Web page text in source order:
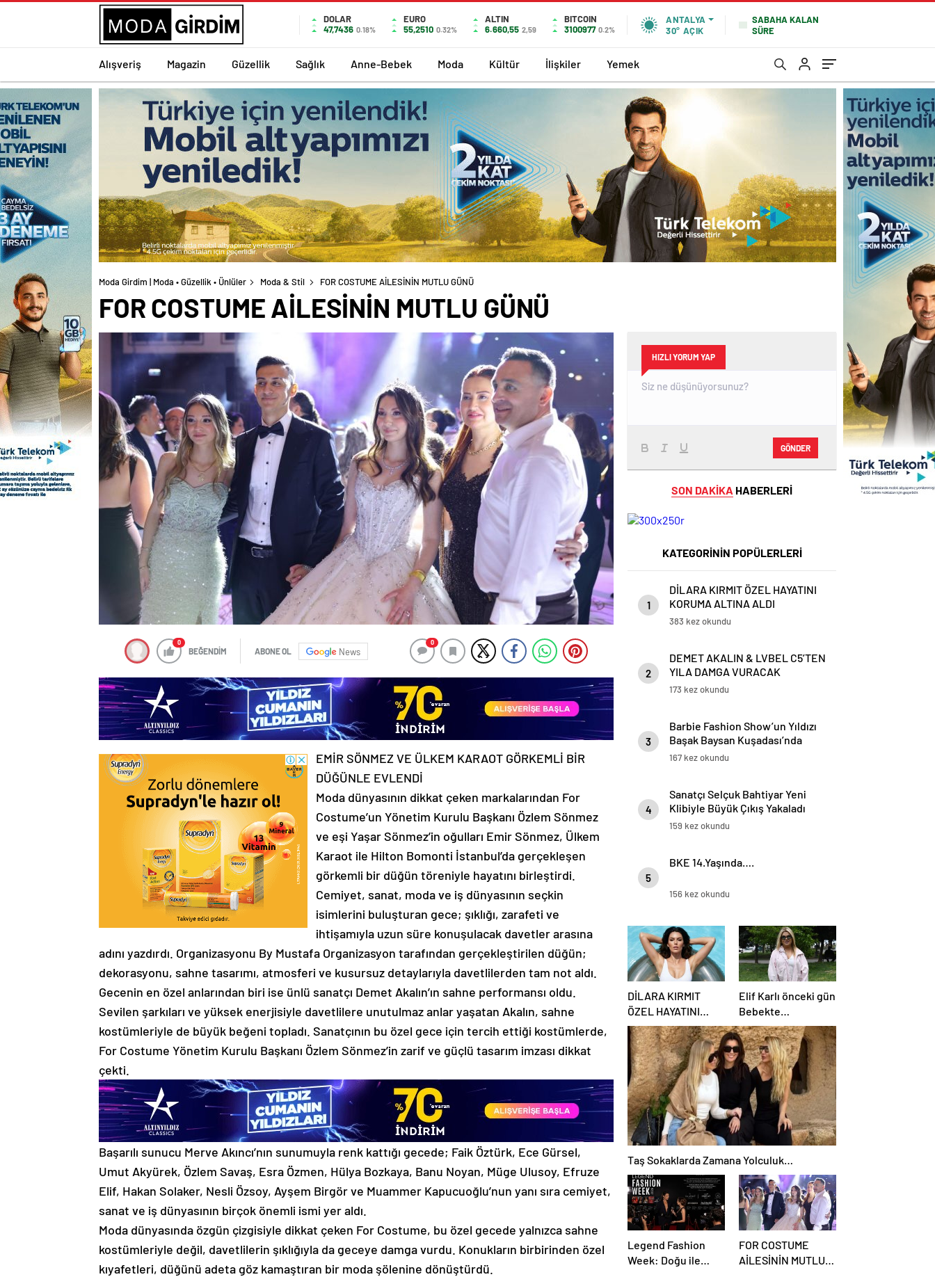
DOLAR
47,7436 0.18%
EURO
55,2510 0.32%
ALTIN
6.660,55 2,59
BITCOIN
3100977 0.2%
ANTALYA
30° AÇIK
SABAHA KALAN
SÜRE
Alışveriş Magazin Güzellik Sağlık Anne-Bebek Moda Kültür İlişkiler Yemek
Moda Girdim | Moda • Güzellik • Ünlüler Moda & Stil FOR COSTUME AİLESİNİN MUTLU GÜNÜ
FOR COSTUME AİLESİNİN MUTLU GÜNÜ
0
BEĞENDİM ABONE OL News
0
EMİR SÖNMEZ VE ÜLKEM KARAOT GÖRKEMLİ BİR
DÜĞÜNLE EVLENDİ
Moda dünyasının dikkat çeken markalarından For
Costume’un Yönetim Kurulu Başkanı Özlem Sönmez
ve eşi Yaşar Sönmez’in oğulları Emir Sönmez, Ülkem
Karaot ile Hilton Bomonti İstanbul’da gerçekleşen
görkemli bir düğün töreniyle hayatını birleştirdi.
Cemiyet, sanat, moda ve iş dünyasının seçkin
isimlerini buluşturan gece; şıklığı, zarafeti ve
ihtişamıyla uzun süre konuşulacak davetler arasına
adını yazdırdı. Organizasyonu By Mustafa Organizasyon tarafından gerçekleştirilen düğün;
dekorasyonu, sahne tasarımı, atmosferi ve kusursuz detaylarıyla davetlilerden tam not aldı.
Gecenin en özel anlarından biri ise ünlü sanatçı Demet Akalın’ın sahne performansı oldu.
Sevilen şarkıları ve yüksek enerjisiyle davetlilere unutulmaz anlar yaşatan Akalın, sahne
kostümleriyle de büyük beğeni topladı. Sanatçının bu özel gece için tercih ettiği kostümlerde,
For Costume Yönetim Kurulu Başkanı Özlem Sönmez’in zarif ve güçlü tasarım imzası dikkat
çekti.
Başarılı sunucu Merve Akıncı’nın sunumuyla renk kattığı gecede; Faik Öztürk, Ece Gürsel,
Umut Akyürek, Özlem Savaş, Esra Özmen, Hülya Bozkaya, Banu Noyan, Müge Ulusoy, Efruze
Elif, Hakan Solaker, Nesli Özsoy, Ayşem Birgör ve Muammer Kapucuoğlu’nun yanı sıra cemiyet,
sanat ve iş dünyasının birçok önemli ismi yer aldı.
Moda dünyasında özgün çizgisiyle dikkat çeken For Costume, bu özel gecede yalnızca sahne
kostümleriyle değil, davetlilerin şıklığıyla da geceye damga vurdu. Konukların birbirinden özel
kıyafetleri, düğünü adeta göz kamaştıran bir moda şölenine dönüştürdü.
HIZLI YORUM YAP
GÖNDER
SON DAKİKA HABERLERİ
KATEGORİNİN POPÜLERLERİ
1
DİLARA KIRMIT ÖZEL HAYATINI
KORUMA ALTINA ALDI
383 kez okundu
2
DEMET AKALIN & LVBEL C5’TEN
YILA DAMGA VURACAK
SÜRPRİZ!
173 kez okundu
3
Barbie Fashion Show’un Yıldızı
Başak Baysan Kuşadası’nda
Parladı
167 kez okundu
4
Sanatçı Selçuk Bahtiyar Yeni
Klibiyle Büyük Çıkış Yakaladı
159 kez okundu
5
BKE 14.Yaşında….
156 kez okundu
DİLARA KIRMIT
ÖZEL HAYATINI
KORUMA ALTINA
ALDI
Elif Karlı önceki gün
Bebekte
görüntülendi.
Taş Sokaklarda Zamana Yolculuk…
Legend Fashion
Week: Doğu ile
FOR COSTUME
AİLESİNİN MUTLU